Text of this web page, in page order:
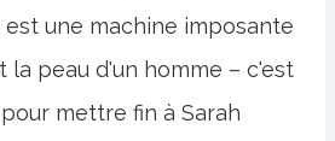
est une machine imposante
la peau d'un homme – c'est
mettre fin à Sarah